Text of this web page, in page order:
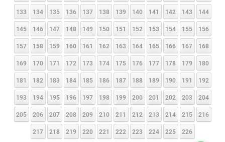
133 134 135 136 137 138 139 140 141 142 143 144
145 146 147 148 149 150 151 152 153 154 155 156
157 158 159 160 161 162 163 164 165 166 167 168
169 170 171 172 173 174 175 176 177 178 179 180
181 182 183 184 185 186 187 188 189 190 191 192
193 194 195 196 197 198 199 200 201 202 203 204
205 206 207 208 209 210 211 212 213 214 215 216
217 218 219 220 221 222 223 224 225 226